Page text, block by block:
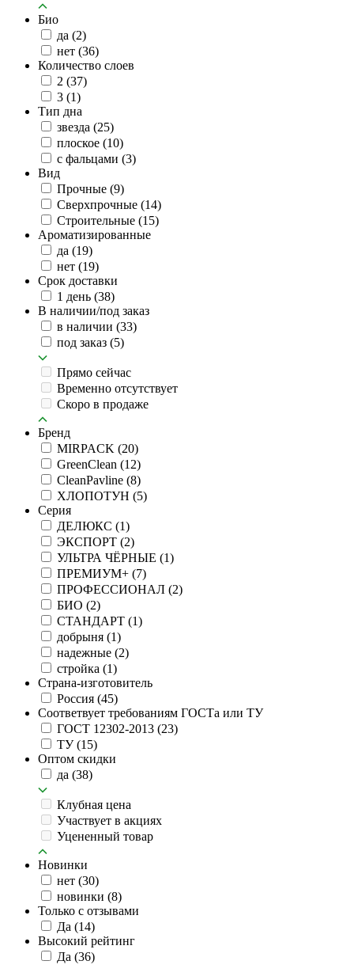
Био
да (2)
нет (36)
Количество слоев
2 (37)
3 (1)
Тип дна
звезда (25)
плоское (10)
с фальцами (3)
Вид
Прочные (9)
Сверхпрочные (14)
Строительные (15)
Ароматизированные
да (19)
нет (19)
Срок доставки
1 день (38)
В наличии/под заказ
в наличии (33)
под заказ (5)
Прямо сейчас
Временно отсутствует
Скоро в продаже
Бренд
MIRPACK (20)
GreenClean (12)
CleanPavline (8)
ХЛОПОТУН (5)
Серия
ДЕЛЮКС (1)
ЭКСПОРТ (2)
УЛЬТРА ЧЁРНЫЕ (1)
ПРЕМИУМ+ (7)
ПРОФЕССИОНАЛ (2)
БИО (2)
СТАНДАРТ (1)
добрыня (1)
надежные (2)
стройка (1)
Страна-изготовитель
Россия (45)
Соответвует требованиям ГОСТа или ТУ
ГОСТ 12302-2013 (23)
ТУ(15)
Оптом скидки
да (38)
Клубная цена
Участвует в акциях
Уцененный товар
Новинки
нет (30)
новинки (8)
Только с отзывами
Да (14)
Высокий рейтинг
Да (36)